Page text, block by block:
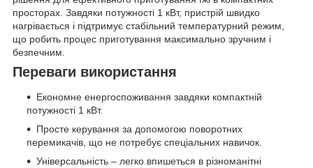
просторах. Завдяки потужності 1 кВт, пристрій швидко
нагрівається і підтримує стабільний температурний режим,
що робить процес приготування максимально зручним і
безпечним.
Переваги використання
Економне енергоспоживання завдяки компактній
потужності 1 кВт.
Просте керування за допомогою поворотних
перемикачів, що не потребує спеціальних навичок.
Універсальність – легко впишеться в різноманітні